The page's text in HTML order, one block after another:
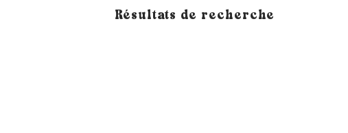
Résultats de recherche